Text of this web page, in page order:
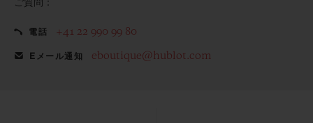
ご質問：
電話 +41 22 990 99 80
Eメール通知 eboutique@hublot.com